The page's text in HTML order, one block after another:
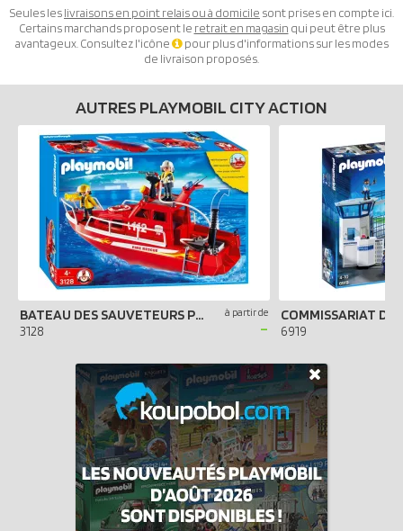
Seules leslivraisons en point relais ou à domicile sont prises en compte ici.
Certains marchands proposent le retrait en magasin qui peut être plus
avantageux. Consultez l'icône
pour plus d'informations sur les modes
de livraison proposés.
AUTRES PLAYMOBIL CITY ACTION
BATEAU DES SAUVETEURS POMPIERS
3128
à partir de
- 6919